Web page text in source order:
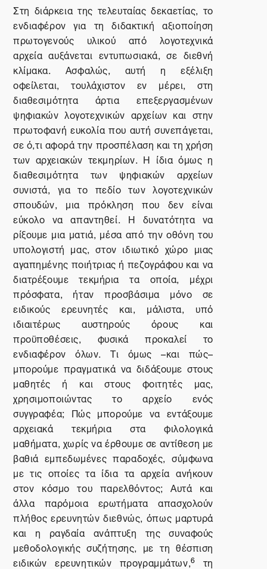
Στη διάρκεια της τελευταίας δεκαετίας, το
ενδιαφέρον για τη διδακτική αξιοποίηση
πρωτογενούς υλικού από λογοτεχνικά
αρχεία αυξάνεται εντυπωσιακά, σε διεθνή
κλίμακα. Ασφαλώς, αυτή η εξέλιξη
οφείλεται, τουλάχιστον εν μέρει, στη
διαθεσιμότητα άρτια επεξεργασμένων
ψηφιακών λογοτεχνικών αρχείων και στην
πρωτοφανή ευκολία που αυτή συνεπάγεται,
σε ό,τι αφορά την προσπέλαση και τη χρήση
των αρχειακών τεκμηρίων. Η ίδια όμως η
διαθεσιμότητα των ψηφιακών αρχείων
συνιστά, για το πεδίο των λογοτεχνικών
σπουδών, μια πρόκληση που δεν είναι
εύκολο να απαντηθεί. Η δυνατότητα να
ρίξουμε μια ματιά, μέσα από την οθόνη του
υπολογιστή μας, στον ιδιωτικό χώρο μιας
αγαπημένης ποιήτριας ή πεζογράφου και να
διατρέξουμε τεκμήρια τα οποία, μέχρι
πρόσφατα, ήταν προσβάσιμα μόνο σε
ειδικούς ερευνητές και, μάλιστα, υπό
ιδιαιτέρως αυστηρούς όρους και
προϋποθέσεις, φυσικά προκαλεί το
ενδιαφέρον όλων. Τι όμως –και πώς–
μπορούμε πραγματικά να διδάξουμε στους
μαθητές ή και στους φοιτητές μας,
χρησιμοποιώντας το αρχείο ενός
συγγραφέα; Πώς μπορούμε να εντάξουμε
αρχειακά τεκμήρια στα φιλολογικά
μαθήματα, χωρίς να έρθουμε σε αντίθεση με
βαθιά εμπεδωμένες παραδοχές, σύμφωνα
με τις οποίες τα ίδια τα αρχεία ανήκουν
στον κόσμο του παρελθόντος; Αυτά και
άλλα παρόμοια ερωτήματα απασχολούν
πλήθος ερευνητών διεθνώς, όπως μαρτυρά
και η ραγδαία ανάπτυξη της συναφούς
μεθοδολογικής συζήτησης, με τη θέσπιση
ειδικών ερευνητικών προγραμμάτων,6
τη